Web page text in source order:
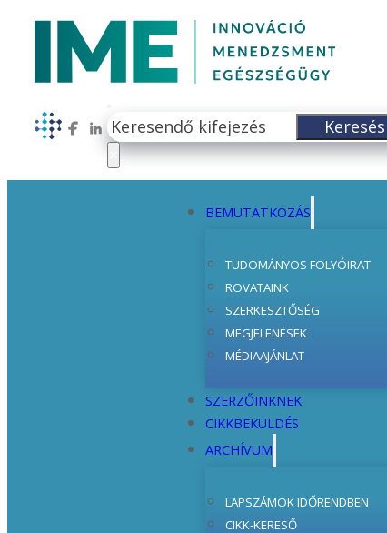
Follow us on Facebook
Follow us on LinkedIn
Keresés
Keresés
BEMUTATKOZÁS
TUDOMÁNYOS FOLYÓIRAT
ROVATAINK
SZERKESZTŐSÉG
MEGJELENÉSEK
MÉDIAAJÁNLAT
SZERZŐINKNEK
CIKKBEKÜLDÉS
ARCHÍVUM
LAPSZÁMOK IDŐRENDBEN
CIKK-KERESŐ